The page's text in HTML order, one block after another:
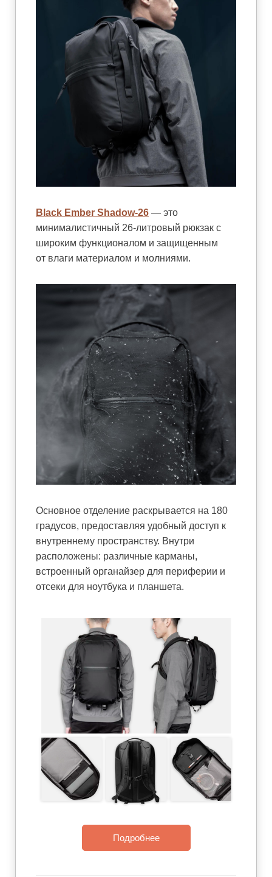
Black Ember Shadow-26 — это
минималистичный 26-литровый рюкзак с
широким функционалом и защищенным
от влаги материалом и молниями.
Основное отделение раскрывается на 180
градусов, предоставляя удобный доступ к
внутреннему пространству. Внутри
расположены: различные карманы,
встроенный органайзер для периферии и
отсеки для ноутбука и планшета.
Подробнее